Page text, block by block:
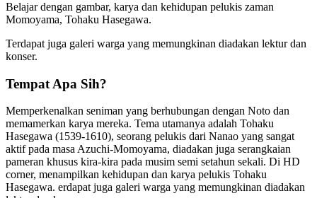
Belajar dengan gambar, karya dan kehidupan pelukis zaman
Momoyama, Tohaku Hasegawa.
Terdapat juga galeri warga yang memungkinan diadakan lektur dan
konser.
Tempat Apa Sih?
Memperkenalkan seniman yang berhubungan dengan Noto dan
memamerkan karya mereka. Tema utamanya adalah Tohaku
Hasegawa (1539-1610), seorang pelukis dari Nanao yang sangat
aktif pada masa Azuchi-Momoyama, diadakan juga serangkaian
pameran khusus kira-kira pada musim semi setahun sekali. Di HD
corner, menampilkan kehidupan dan karya pelukis Tohaku
Hasegawa. erdapat juga galeri warga yang memungkinan diadakan